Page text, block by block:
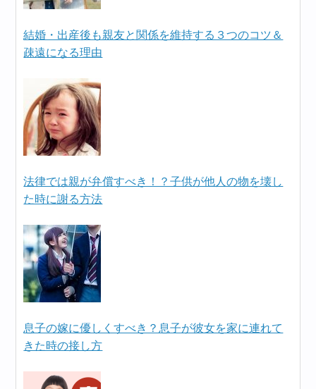
結婚・出産後も親友と関係を維持する３つのコツ＆
疎遠になる理由
法律では親が弁償すべき！？子供が他人の物を壊し
た時に謝る方法
息子の嫁に優しくすべき？息子が彼女を家に連れて
きた時の接し方